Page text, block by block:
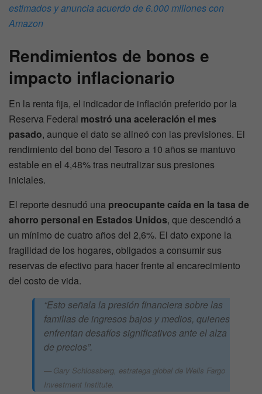
estimados y anuncia acuerdo de 6.000 millones con
Amazon
Rendimientos de bonos e
impacto inflacionario
En la renta fija, el indicador de inflación preferido por la
Reserva Federal mostró una aceleración el mes
pasado, aunque el dato se alineó con las previsiones. El
rendimiento del bono del Tesoro a 10 años se mantuvo
estable en el 4,48% tras neutralizar sus presiones
iniciales.
El reporte desnudó una preocupante caída en la tasa de
ahorro personal en Estados Unidos, que descendió a
un mínimo de cuatro años del 2,6%. El dato expone la
fragilidad de los hogares, obligados a consumir sus
reservas de efectivo para hacer frente al encarecimiento
del costo de vida.
“Esto señala la presión financiera sobre las
familias de ingresos bajos y medios, quienes
enfrentan desafíos significativos ante el alza
de precios”.
Gary Schlossberg, estratega global de Wells Fargo
Investment Institute.